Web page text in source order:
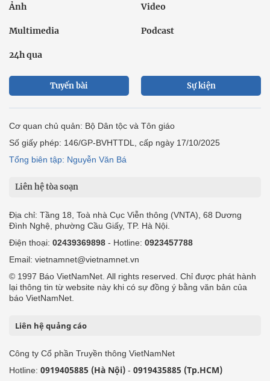
Ảnh Video
Multimedia Podcast
24h qua
Tuyến bài Sự kiện
Cơ quan chủ quản: Bộ Dân tộc và Tôn giáo
Số giấy phép: 146/GP-BVHTTDL, cấp ngày 17/10/2025
Tổng biên tập: Nguyễn Văn Bá
Liên hệ tòa soạn
Địa chỉ: Tầng 18, Toà nhà Cục Viễn thông (VNTA), 68 Dương
Đình Nghệ, phường Cầu Giấy, TP. Hà Nội.
Điện thoại: 02439369898 - Hotline: 0923457788
Email: vietnamnet@vietnamnet.vn
© 1997 Báo VietNamNet. All rights reserved. Chỉ được phát hành
lại thông tin từ website này khi có sự đồng ý bằng văn bản của
báo VietNamNet.
Liên hệ quảng cáo
Công ty Cổ phần Truyền thông VietNamNet
Hotline: 0919405885 (Hà Nội) - 0919435885 (Tp.HCM)